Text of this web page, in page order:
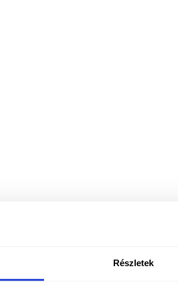
Részletek